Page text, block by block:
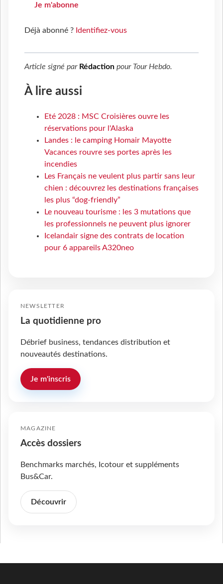
Je m'abonne
Déjà abonné ? Identifiez-vous
Article signé par Rédaction pour Tour Hebdo.
À lire aussi
Eté 2028 : MSC Croisières ouvre les
réservations pour l'Alaska
Landes : le camping Homair Mayotte
Vacances rouvre ses portes après les
incendies
Les Français ne veulent plus partir sans leur
chien : découvrez les destinations françaises
les plus “dog-friendly”
Le nouveau tourisme : les 3 mutations que
les professionnels ne peuvent plus ignorer
Icelandair signe des contrats de location
pour 6 appareils A320neo
NEWSLETTER
La quotidienne pro
Débrief business, tendances distribution et
nouveautés destinations.
Je m'inscris
MAGAZINE
Accès dossiers
Benchmarks marchés, Icotour et suppléments
Bus&Car.
Découvrir